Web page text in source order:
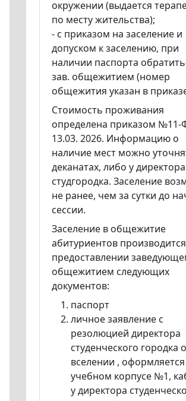
окружении (выдается
по месту жительства);
- с приказом на заселение и
допуском к заселению, при
наличии паспорта
зав. общежитием (номер
общежития указан в
Стоимость проживания
определена приказом
13.03. 2026. Информацию о
наличие мест можно
деканатах, либо у директора
студгородка. Заселение
не ранее, чем за сутки до
сессии.
Заселение в общежитие
абитуриентов
предоставлении
общежитием следующих
документов:
паспорт
личное заявление с
резолюцией директора
студенческого городка о
вселении ,
учебном корпусе №1,
у директора